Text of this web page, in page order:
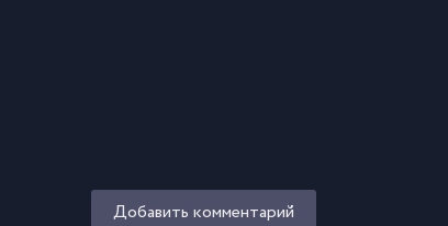
Добавить комментарий